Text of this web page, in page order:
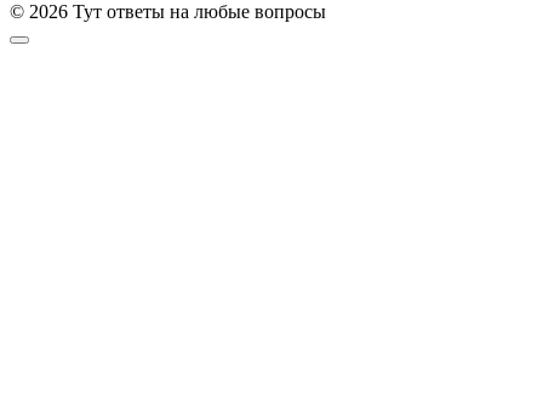
© 2026 Тут ответы на любые вопросы